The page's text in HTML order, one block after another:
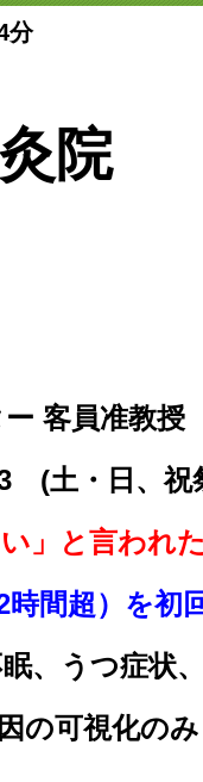
分
院
客員准教授
(土・日、祝
」と言われ
間超）を初
、うつ症状、
の可視化の